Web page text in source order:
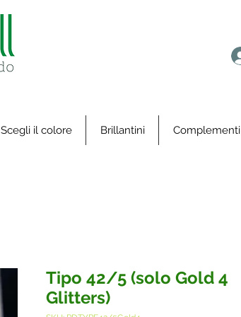
Scegli il colore Brillantini Complementi
Tipo 42/5 (solo Gold 4
Glitters)